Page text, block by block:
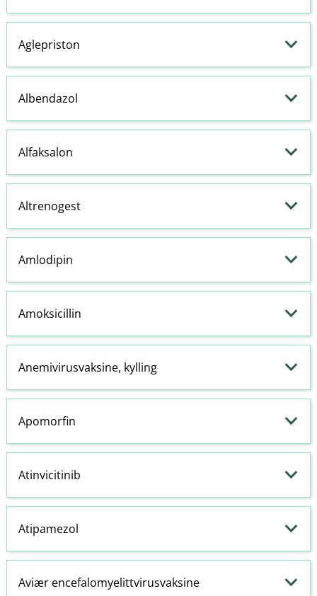
Aglepriston
Albendazol
Alfaksalon
Altrenogest
Amlodipin
Amoksicillin
Anemivirusvaksine, kylling
Apomorfin
Atinvicitinib
Atipamezol
Aviær encefalomyelittvirusvaksine